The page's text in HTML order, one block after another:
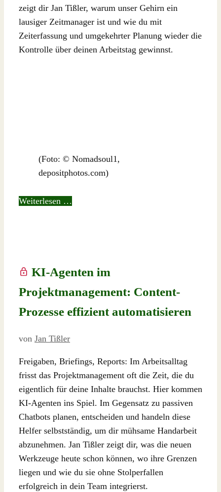
zeigt dir Jan Tißler, warum unser Gehirn ein
lausiger Zeitmanager ist und wie du mit
Zeiterfassung und umgekehrter Planung wieder die
Kontrolle über deinen Arbeitstag gewinnst.
(Foto: © Nomadsoul1,
depositphotos.com)
Weiterlesen …
KI-Agenten im
Projektmanagement: Content-
Prozesse effizient automatisieren
von Jan Tißler
Freigaben, Briefings, Reports: Im Arbeitsalltag
frisst das Projektmanagement oft die Zeit, die du
eigentlich für deine Inhalte brauchst. Hier kommen
KI-Agenten ins Spiel. Im Gegensatz zu passiven
Chatbots planen, entscheiden und handeln diese
Helfer selbstständig, um dir mühsame Handarbeit
abzunehmen. Jan Tißler zeigt dir, was die neuen
Werkzeuge heute schon können, wo ihre Grenzen
liegen und wie du sie ohne Stolperfallen
erfolgreich in dein Team integrierst.